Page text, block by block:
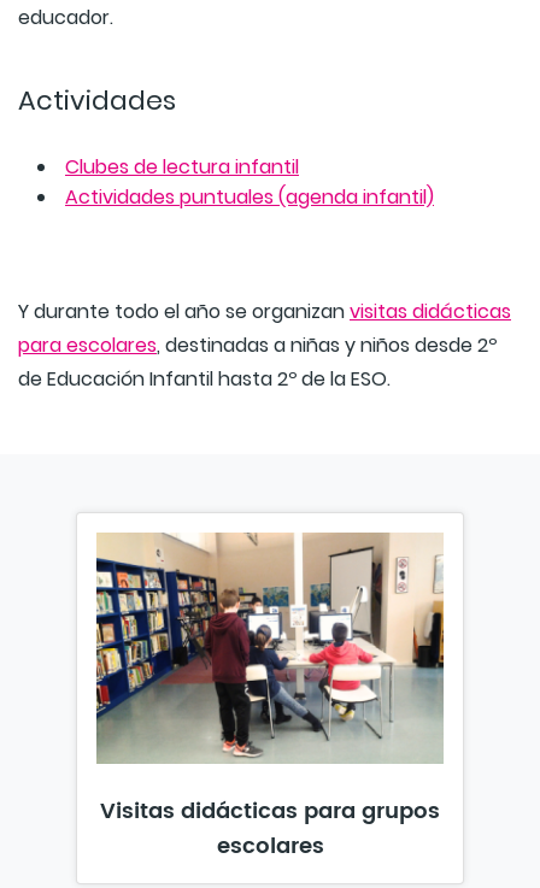
educador.
Actividades
Clubes de lectura infantil
Actividades puntuales (agenda infantil)
Y durante todo el año se organizanvisitas didácticas
para escolares, destinadas a niñas y niños desde 2º
de Educación Infantil hasta 2º de la ESO.
Visitas didácticas para grupos
escolares